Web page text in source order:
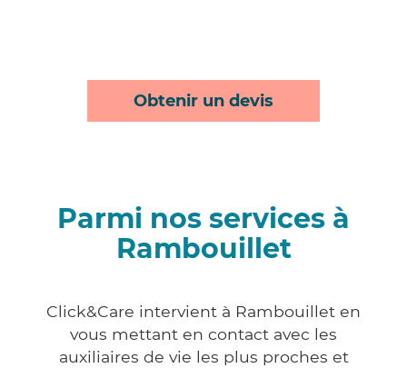
Obtenir un devis
Parmi nos services à
Rambouillet
Click&Care intervient à Rambouillet en
vous mettant en contact avec les
auxiliaires de vie les plus proches et